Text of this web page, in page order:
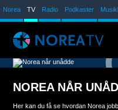
Norea TV Radio Podkaster
ARKIV
TV-PROGRAM
NOREA NÅR
Her kan du få se hvordan Norea